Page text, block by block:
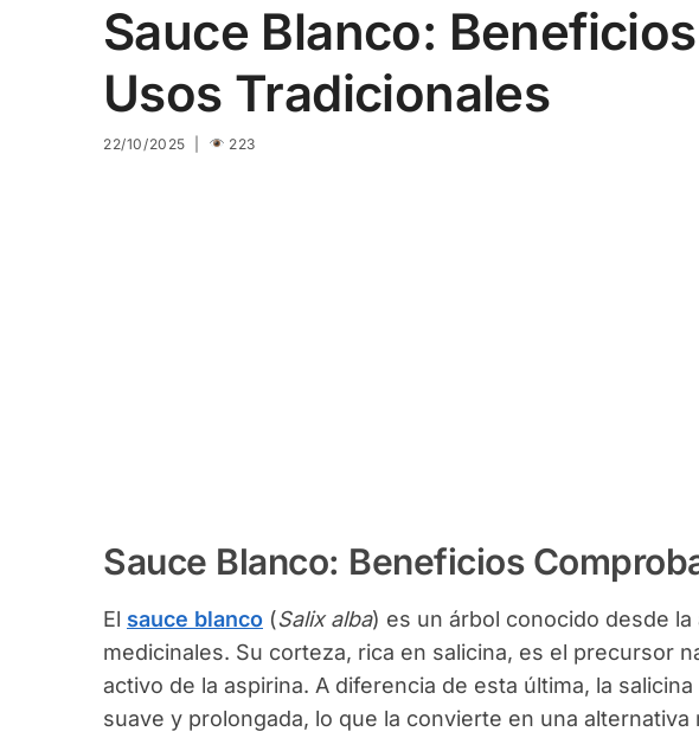
Sauce Blanco:
Usos Tradicionales
22/10/2025 | 223
Sauce Blanco: Beneficios
El sauce blanco (Salix alba) es un árbol conocido desde
medicinales. Su corteza, rica en salicina, es el precursor
activo de la aspirina. A diferencia de esta última, la
suave y prolongada, lo que la convierte en una